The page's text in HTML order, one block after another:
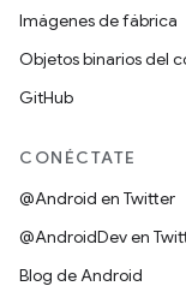
Imágenes de fábrica
Objetos binarios del
GitHub
CONÉCTATE
@Android en Twitter
@AndroidDev en
Blog de Android